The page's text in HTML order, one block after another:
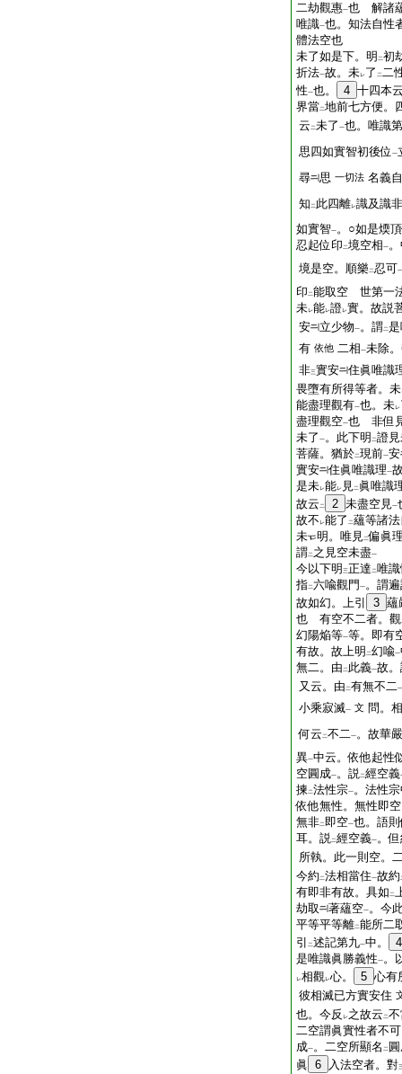
二劫觀惠一也 解諸
唯識一也。知法自性
體法空也
未了如是下。明 二初
折法一故。未レ了 二二
性一也。 4 十四本
界當二地前七方便。
云 二未了 一也。唯識
思四如實智初後位 一
尋
思 一切法 名義
知 二 此四離レ識及識非
如實智一。○如是煗
忍起位印 二境空相一
境是空。順樂二忍可一
印 二能取空 世第一
未レ能レ證レ實。故説
安
立少物一。謂二
有 依他 二相一未除
非三實安
住眞唯識
畏墮有所得等者。未
能盡理觀有一也。未レ
盡理觀空一也 非但
未了 一。此下明 二證
菩薩。猶於二現前一安
實安
住眞唯識理一
是未レ能レ 見二 眞唯識
故云 二 2 未盡空見一
故不 レ能了 二蘊等諸
未
明。唯見二偏眞
謂二 之見空未盡一
今以下明 三正達 二唯
指二六喩觀門 一。謂
故如幻。上引
3 蘊
也 有空不二者。觀
幻陽焔等一等。即有
有故。故上明 二幻喩一
無二。由 二 此義一故
又云。由 二有無不二一
小乘寂滅一 文 問。
何云 二不二一。故華
異一中云。依他起性
空圓成一。説二經空義
揀 二法性宗一。法性
依他無性。無性即
無非二 即空一也。語
耳。説二經空義一。
所執。此一則空。
今約 二法相當住一故約
有即非有故。具如 二
劫取
著蘊空一。今
平等平等離二能所二
引
二述記第九一中。
4
是唯識眞勝義性一。
レ相觀レ心。 5 心有
彼相滅已方實安住
也。今反 レ之故云 二
二空謂眞實性者不
成一。二空所顯名 二
眞 6 入法空者。對